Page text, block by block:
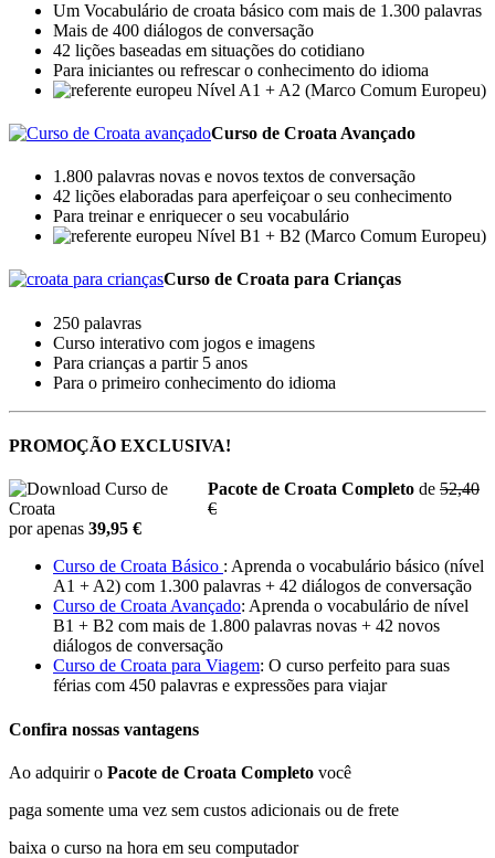
Um Vocabulário de croata básico com mais de 1.300 palavras
Mais de 400 diálogos de conversação
42 lições baseadas em situações do cotidiano
Para iniciantes ou refrescar o conhecimento do idioma
Nível A1 + A2 (Marco Comum Europeu)
Curso de Croata Avançado
1.800 palavras novas e novos textos de conversação
42 lições elaboradas para aperfeiçoar o seu conhecimento
Para treinar e enriquecer o seu vocabulário
Nível B1 + B2 (Marco Comum Europeu)
Curso de Croata para Crianças
250 palavras
Curso interativo com jogos e imagens
Para crianças a partir 5 anos
Para o primeiro conhecimento do idioma
PROMOÇÃO EXCLUSIVA!
Pacote de Croata Completo de 52,40
€
por apenas 39,95 €
Curso de Croata Básico : Aprenda o vocabulário básico (nível
A1 + A2) com 1.300 palavras + 42 diálogos de conversação
Curso de Croata Avançado: Aprenda o vocabulário de nível
B1 + B2 com mais de 1.800 palavras novas + 42 novos
diálogos de conversação
Curso de Croata para Viagem: O curso perfeito para suas
férias com 450 palavras e expressões para viajar
Confira nossas vantagens
Ao adquirir o Pacote de Croata Completo você
paga somente uma vez sem custos adicionais ou de frete
baixa o curso na hora em seu computador